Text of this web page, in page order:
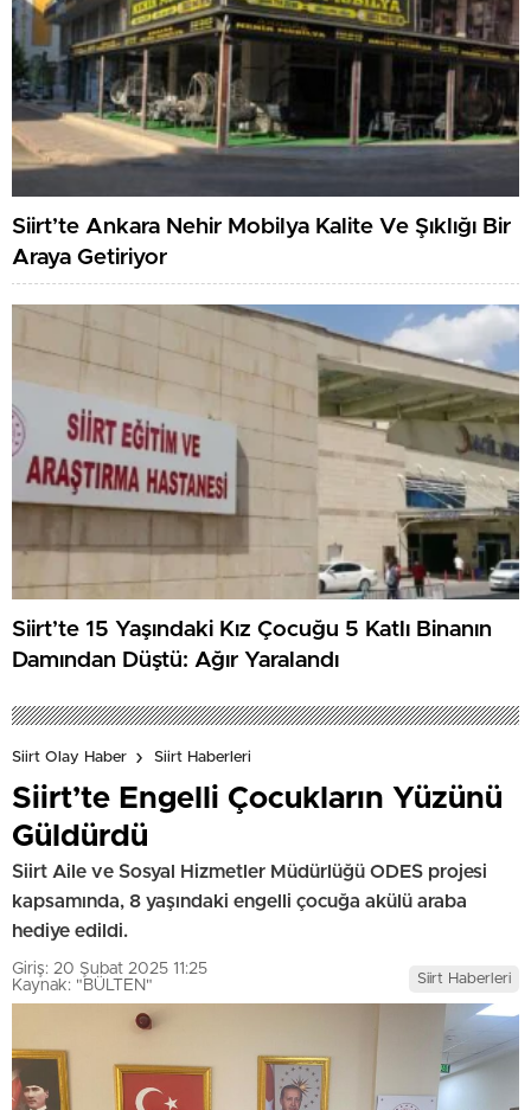
Siirt’te Ankara Nehir Mobilya Kalite Ve Şıklığı Bir
Araya Getiriyor
Siirt’te 15 Yaşındaki Kız Çocuğu 5 Katlı Binanın
Damından Düştü: Ağır Yaralandı
Siirt Olay Haber Siirt Haberleri
Siirt’te Engelli Çocukların Yüzünü
Güldürdü
Siirt Aile ve Sosyal Hizmetler Müdürlüğü ODES projesi
kapsamında, 8 yaşındaki engelli çocuğa akülü araba
hediye edildi.
Giriş: 20 Şubat 2025 11:25
Kaynak: "BÜLTEN"
Siirt Haberleri